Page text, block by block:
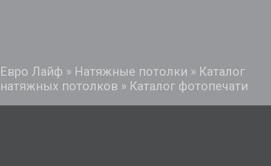
Евро Лайф » Натяжные потолки » Каталог
натяжных потолков » Каталог фотопечати